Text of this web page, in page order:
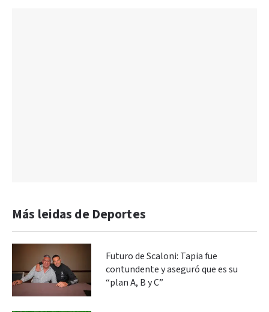
Más leidas de Deportes
Futuro de Scaloni: Tapia fue
contundente y aseguró que es su
“plan A, B y C”